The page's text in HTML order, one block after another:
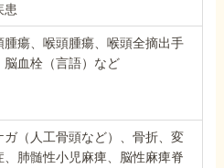
患
腫瘍、喉頭腫瘍、喉頭全摘出手
脳血栓（言語）など
ガ（人工骨頭など）、骨折、変
、肺髄性小児麻痺、脳性麻痺脊